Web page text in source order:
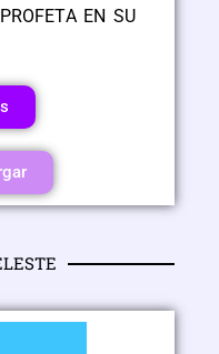
EN SU